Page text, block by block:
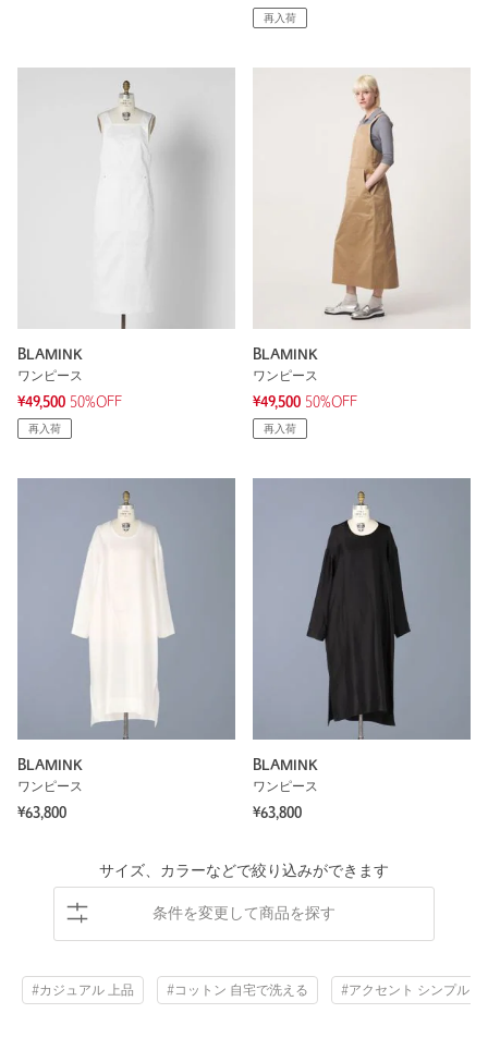
再入荷
BLAMINK
ワンピース
¥49,500 50%OFF
再入荷
BLAMINK
ワンピース
¥49,500 50%OFF
再入荷
BLAMINK
ワンピース
¥63,800
BLAMINK
ワンピース
¥63,800
サイズ、カラーなどで絞り込みができます
条件を変更して商品を探す
#カジュアル 上品 #コットン 自宅で洗える #アクセント シンプル